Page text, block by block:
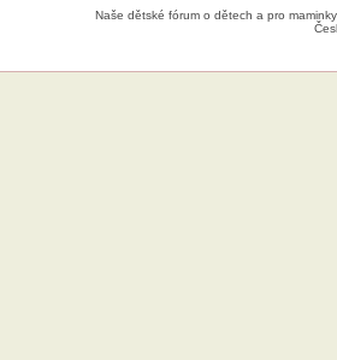
Naše dětské fórum o dětech a pro